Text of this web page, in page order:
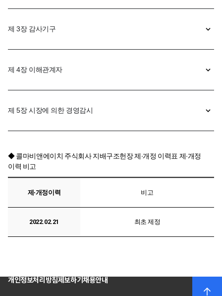
제 3장 감사기구
제 4장 이해관계자
제 5장 시장에 의한 경영감시
◆ 콜마비앤에이치 주식회사 지배구조헌장 제∙개정 이력표 제∙개정
이력 비고
제∙개정이력 비고
2022.02.21 최초 제정
개인정보처리방침제보하기채용안내